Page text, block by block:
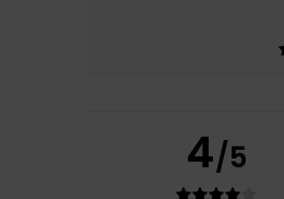
4/5